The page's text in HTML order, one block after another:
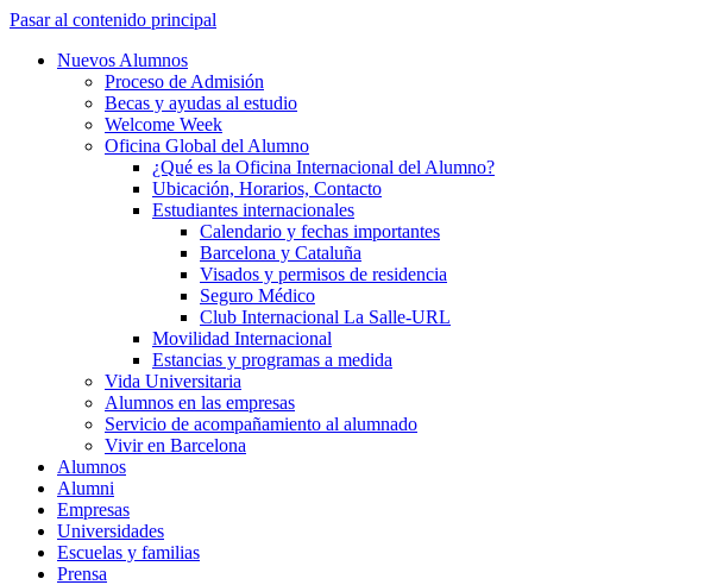
Pasar al contenido principal
Nuevos Alumnos
Proceso de Admisión
Becas y ayudas al estudio
Welcome Week
Oficina Global del Alumno
¿Qué es la Oficina Internacional del Alumno?
Ubicación, Horarios, Contacto
Estudiantes internacionales
Calendario y fechas importantes
Barcelona y Cataluña
Visados y permisos de residencia
Seguro Médico
Club Internacional La Salle-URL
Movilidad Internacional
Estancias y programas a medida
Vida Universitaria
Alumnos en las empresas
Servicio de acompañamiento al alumnado
Vivir en Barcelona
Alumnos
Alumni
Empresas
Universidades
Escuelas y familias
Prensa